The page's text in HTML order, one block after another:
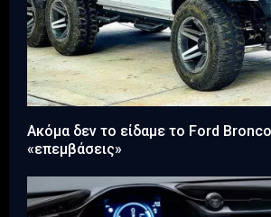
Ακόμα δεν το είδαμε το Ford
«επεμβάσεις»